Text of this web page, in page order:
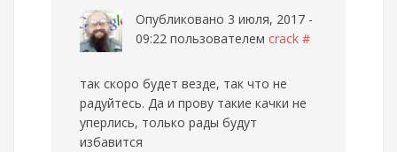
Опубликовано 3 июля, 2017 -
09:22 пользователем crack #
так скоро будет везде, так что не
радуйтесь. Да и прову такие качки не
уперлись, только рады будут
избавится